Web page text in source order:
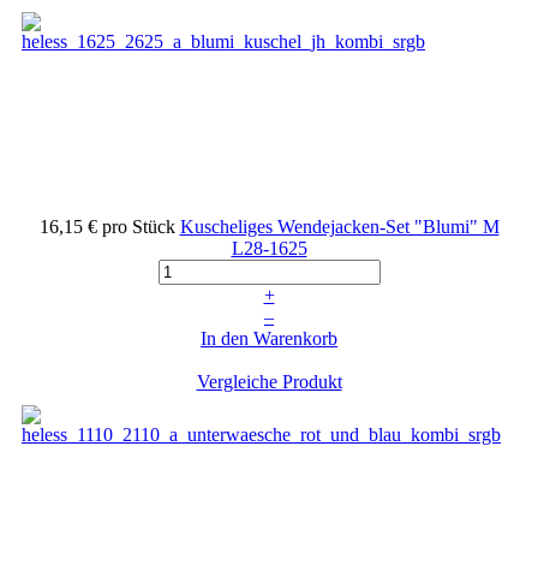
16,15 € pro Stück Kuscheliges Wendejacken-Set "Blumi" M
L28-1625
+
–
In den Warenkorb
Vergleiche Produkt